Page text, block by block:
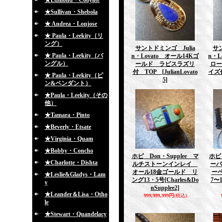
★Sullivan・Shebola
★ Andrea・Lonjose
★ Paula・Leekity（リ
ング）
★ Paula・Leekity（バ
ングル）
★ Paula・Leekity（ピ
ン&ペンダント）
★Paula・Leekity（その
他）
★Tamara・Pinto
★Beverly・Etsate
★Virginia・Quam
★Bobby・Concho
★Charlotte・Dishta
★Leslie&Gladys・Lam
y
★Leander＆Lisa・Otho
le
★Stewart・Quandelacy
サントドミンゴ Julia
n・Lovato オール14Kゴ
ールド ラピスラズリ
付 TOP
[JulianLovato
5]
サ
n・
ロ
イ
ホピ Don・Supplee マ
ルチストーンインレイ
オール18金ゴールド リ
ング13・5号[Charles&Do
nSupplee2]
999,999,999円(税込)
ホ
ー
ー
7〜